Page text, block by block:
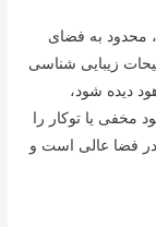
محدود به فضای
زیبایی شناسی
دیده شود،
مخفی یا توکار را
در فضا عالی است و